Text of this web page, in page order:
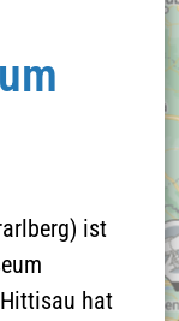
ist
hat